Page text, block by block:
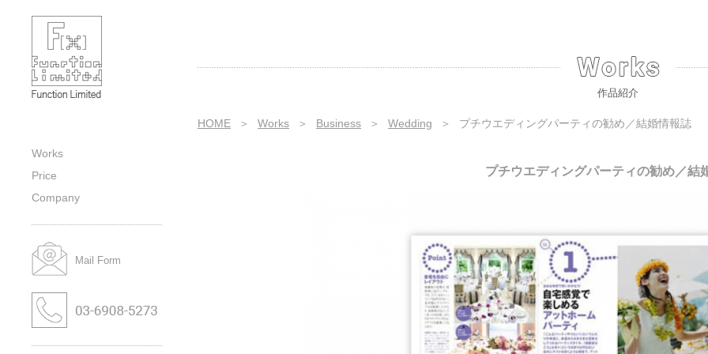
Category｜Sub-category｜Works｜
株式会社ファンクションの作品紹介
Works
Price
Company
Mail Form
作品紹介
HOME ＞ Works ＞ Business ＞ Wedding ＞ プチウエディングパーティの勧め／結婚情報誌
プチウエディングパーティの勧め／結